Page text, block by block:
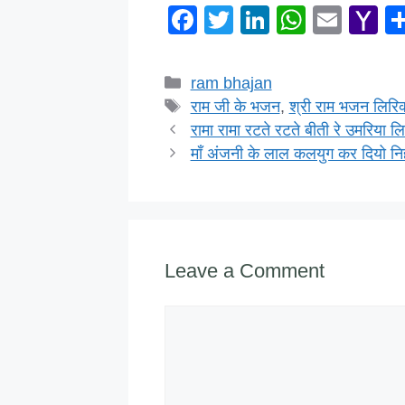
F
c
e
b
o
T
tt
er
Li
k
e
dI
n
W
s
A
p
E
Y
o
o
M
Categories
ram bhajan
Tags
राम जी के भजन,श्री राम भजन
रामा रामा रटते रटते बीती रे उमरिया
माँ अंजनी के लाल कलयुग कर दियो
Leave a Comment